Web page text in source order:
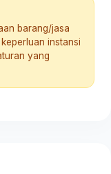
barang/jasa
instansi
yang